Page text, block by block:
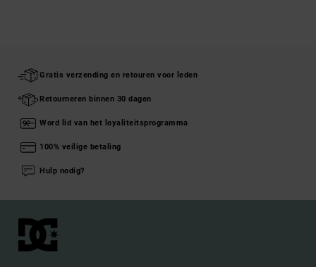
Gratis verzending en retouren voor leden
Retourneren binnen 30 dagen
Word lid van het loyaliteitsprogramma
100% veilige betaling
Hulp nodig?